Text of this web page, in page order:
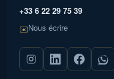
+33 6 22 29 75 39
✉️Nous écrire